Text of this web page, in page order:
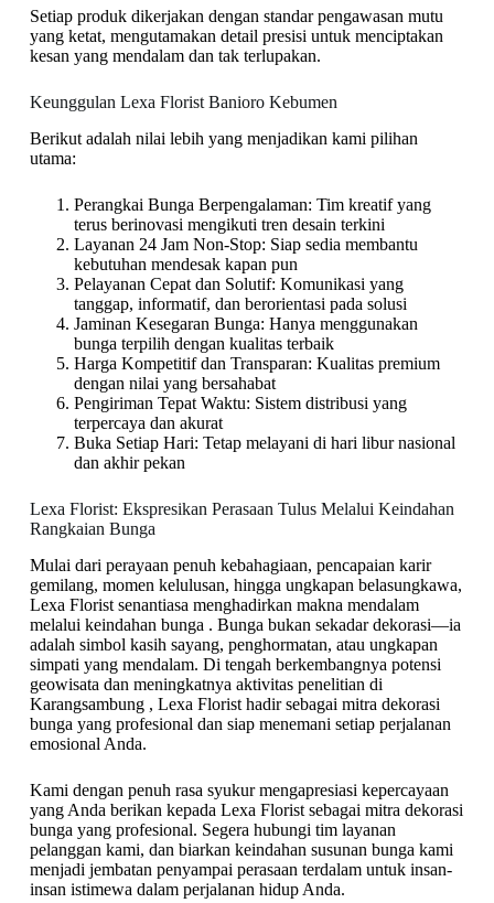
Setiap produk dikerjakan dengan standar pengawasan mutu
yang ketat, mengutamakan detail presisi untuk menciptakan
kesan yang mendalam dan tak terlupakan.
Keunggulan Lexa Florist Banioro Kebumen
Berikut adalah nilai lebih yang menjadikan kami pilihan
utama:
Perangkai Bunga Berpengalaman: Tim kreatif yang
terus berinovasi mengikuti tren desain terkini
Layanan 24 Jam Non-Stop: Siap sedia membantu
kebutuhan mendesak kapan pun
Pelayanan Cepat dan Solutif: Komunikasi yang
tanggap, informatif, dan berorientasi pada solusi
Jaminan Kesegaran Bunga: Hanya menggunakan
bunga terpilih dengan kualitas terbaik
Harga Kompetitif dan Transparan: Kualitas premium
dengan nilai yang bersahabat
Pengiriman Tepat Waktu: Sistem distribusi yang
terpercaya dan akurat
Buka Setiap Hari: Tetap melayani di hari libur nasional
dan akhir pekan
Lexa Florist: Ekspresikan Perasaan Tulus Melalui Keindahan
Rangkaian Bunga
Mulai dari perayaan penuh kebahagiaan, pencapaian karir
gemilang, momen kelulusan, hingga ungkapan belasungkawa,
Lexa Florist senantiasa menghadirkan makna mendalam
melalui keindahan bunga . Bunga bukan sekadar dekorasi—ia
adalah simbol kasih sayang, penghormatan, atau ungkapan
simpati yang mendalam. Di tengah berkembangnya potensi
geowisata dan meningkatnya aktivitas penelitian di
Karangsambung , Lexa Florist hadir sebagai mitra dekorasi
bunga yang profesional dan siap menemani setiap perjalanan
emosional Anda.
Kami dengan penuh rasa syukur mengapresiasi kepercayaan
yang Anda berikan kepada Lexa Florist sebagai mitra dekorasi
bunga yang profesional. Segera hubungi tim layanan
pelanggan kami, dan biarkan keindahan susunan bunga kami
menjadi jembatan penyampai perasaan terdalam untuk insan-
insan istimewa dalam perjalanan hidup Anda.